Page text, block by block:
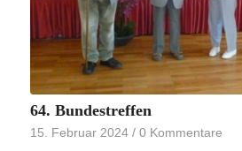
64. Bundestreffen
15. Februar 2024 / 0 Kommentare